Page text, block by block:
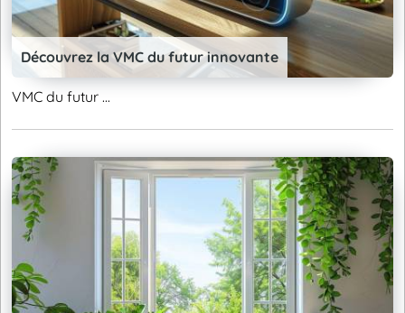
Découvrez la VMC du futur innovante
VMC du futur ...